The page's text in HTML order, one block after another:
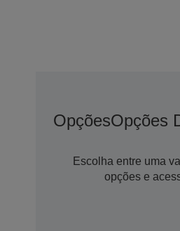
OpçõesOpções
Escolha entre uma
opções e